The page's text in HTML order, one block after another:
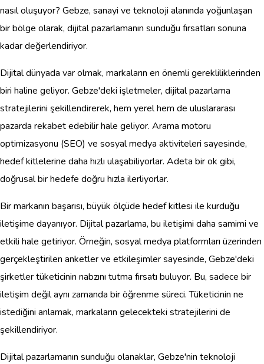
nasıl oluşuyor? Gebze, sanayi ve teknoloji alanında yoğunlaşan
bir bölge olarak, dijital pazarlamanın sunduğu fırsatları sonuna
kadar değerlendiriyor.
Dijital dünyada var olmak, markaların en önemli gerekliliklerinden
biri haline geliyor. Gebze'deki işletmeler, dijital pazarlama
stratejilerini şekillendirerek, hem yerel hem de uluslararası
pazarda rekabet edebilir hale geliyor. Arama motoru
optimizasyonu (SEO) ve sosyal medya aktiviteleri sayesinde,
hedef kitlelerine daha hızlı ulaşabiliyorlar. Adeta bir ok gibi,
doğrusal bir hedefe doğru hızla ilerliyorlar.
Bir markanın başarısı, büyük ölçüde hedef kitlesi ile kurduğu
iletişime dayanıyor. Dijital pazarlama, bu iletişimi daha samimi ve
etkili hale getiriyor. Örneğin, sosyal medya platformları üzerinden
gerçekleştirilen anketler ve etkileşimler sayesinde, Gebze'deki
şirketler tüketicinin nabzını tutma fırsatı buluyor. Bu, sadece bir
iletişim değil aynı zamanda bir öğrenme süreci. Tüketicinin ne
istediğini anlamak, markaların gelecekteki stratejilerini de
şekillendiriyor.
Dijital pazarlamanın sunduğu olanaklar, Gebze'nin teknoloji